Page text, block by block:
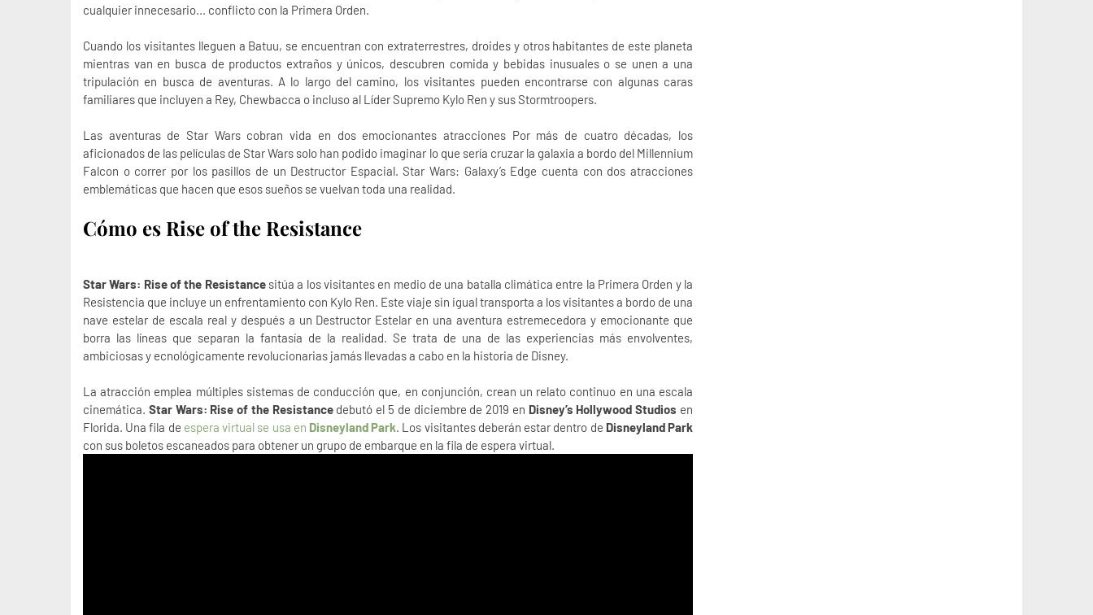
cualquier innecesario... conflicto con la Primera Orden.
Cuando los visitantes lleguen a Batuu, se encuentran con extraterrestres, droides y otros habitantes de este planeta
mientras van en busca de productos extraños y únicos, descubren comida y bebidas inusuales o se unen a una
tripulación en busca de aventuras. A lo largo del camino, los visitantes pueden encontrarse con algunas caras
familiares que incluyen a Rey, Chewbacca o incluso al Líder Supremo Kylo Ren y sus Stormtroopers.
Las aventuras de Star Wars cobran vida en dos emocionantes atracciones Por más de cuatro décadas, los
aficionados de las películas de Star Wars solo han podido imaginar lo que sería cruzar la galaxia a bordo del Millennium
Falcon o correr por los pasillos de un Destructor Espacial. Star Wars: Galaxy’s Edge cuenta con dos atracciones
emblemáticas que hacen que esos sueños se vuelvan toda una realidad.
Cómo es Rise of the Resistance
Star Wars: Rise of the Resistance sitúa a los visitantes en medio de una batalla climática entre la Primera Orden y la
Resistencia que incluye un enfrentamiento con Kylo Ren. Este viaje sin igual transporta a los visitantes a bordo de una
nave estelar de escala real y después a un Destructor Estelar en una aventura estremecedora y emocionante que
borra las líneas que separan la fantasía de la realidad. Se trata de una de las experiencias más envolventes,
ambiciosas y ecnológicamente revolucionarias jamás llevadas a cabo en la historia de Disney.
La atracción emplea múltiples sistemas de conducción que, en conjunción, crean un relato continuo en una escala
cinemática. Star Wars: Rise of the Resistance debutó el 5 de diciembre de 2019 en Disney’s Hollywood Studios en
Florida. Una fila de espera virtual se usa en Disneyland Park. Los visitantes deberán estar dentro de Disneyland Park
con sus boletos escaneados para obtener un grupo de embarque en la fila de espera virtual.